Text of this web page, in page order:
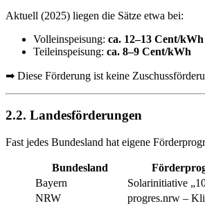
Aktuell (2025) liegen die Sätze etwa bei:
Volleinspeisung: ca. 12–13 Cent/kWh
Teileinspeisung: ca. 8–9 Cent/kWh
➡ Diese Förderung ist keine
2.2. Landesförderungen
Fast jedes Bundesland hat eigene
Bundesland
Bayern
Solarinitiative
NRW
progres.nrw –